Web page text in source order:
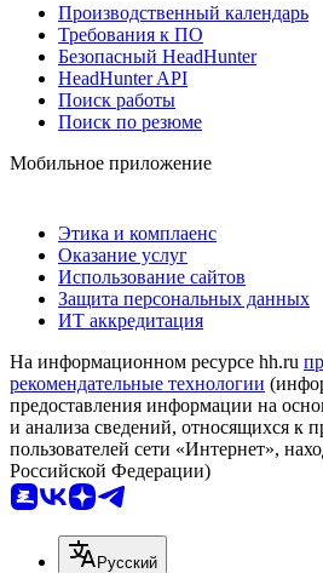
Производственный календарь
Требования к ПО
Безопасный HeadHunter
HeadHunter API
Поиск работы
Поиск по резюме
Мобильное приложение
Этика и комплаенс
Оказание услуг
Использование сайтов
Защита персональных данных
ИТ аккредитация
На информационном ресурсе hh.ru
рекомендательные технологии
предоставления информации на
и анализа сведений, относящихся к
пользователей сети «Интернет»,
Российской Федерации)
Русский